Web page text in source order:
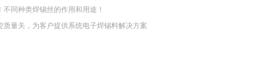
不同种类焊锡丝的作用和用途！
质量关，为客户提供系统电子焊锡料解决方案